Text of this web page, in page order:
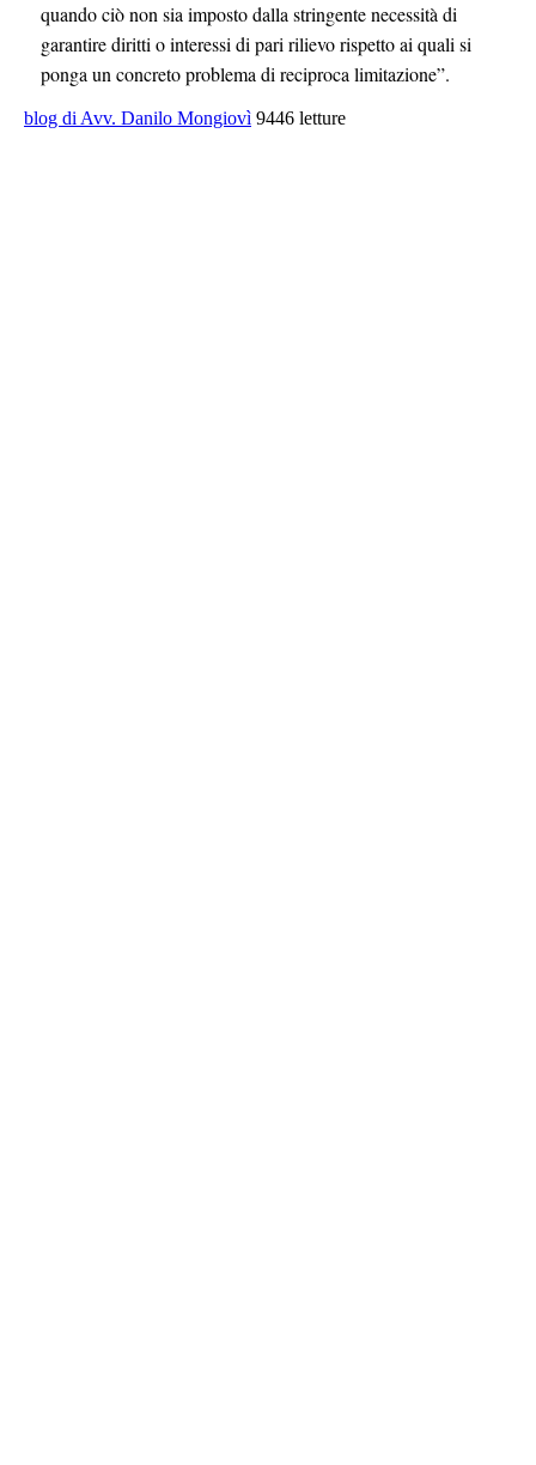
quando ciò non sia imposto dalla stringente necessità di
garantire diritti o interessi di pari rilievo rispetto ai quali si
ponga un concreto problema di reciproca limitazione”.
blog di Avv. Danilo Mongiovì 9446 letture